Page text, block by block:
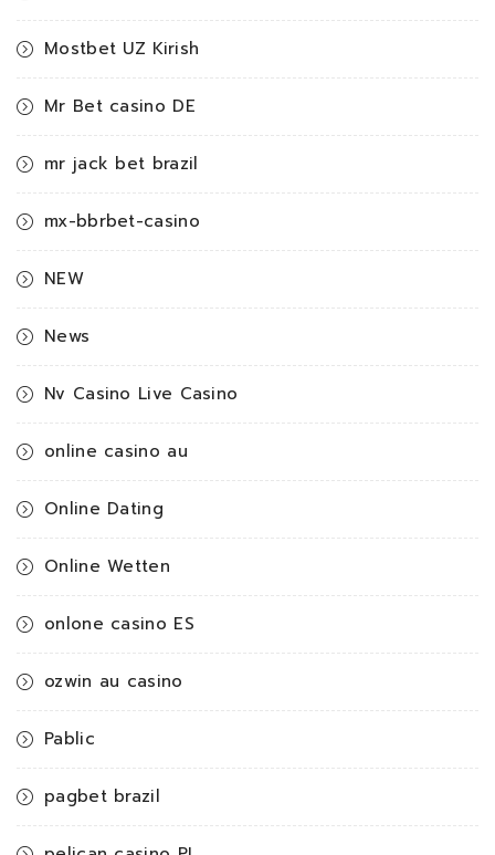
Mostbet UZ Kirish
Mr Bet casino DE
mr jack bet brazil
mx-bbrbet-casino
NEW
News
Nv Casino Live Casino
online casino au
Online Dating
Online Wetten
onlone casino ES
ozwin au casino
Pablic
pagbet brazil